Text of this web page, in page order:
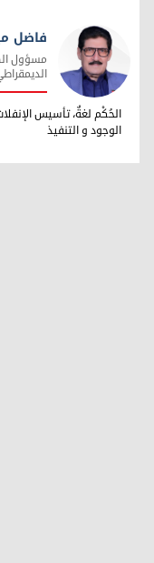
فاضل ميراني
فاضل
مسؤول
الحُكْم لغةٌ، تأسيس
الوجود و التنفيذ